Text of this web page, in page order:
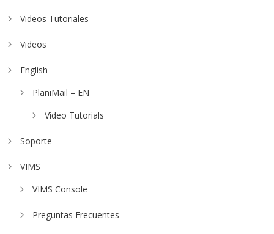
Videos Tutoriales
Videos
English
PlaniMail – EN
Video Tutorials
Soporte
VIMS
VIMS Console
Preguntas Frecuentes